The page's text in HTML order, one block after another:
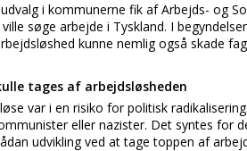
i kommunerne fik af Arbejds- og
søge arbejde i Tyskland. I
kunne nemlig også skade
tages af arbejdsløsheden
var i en risiko for politisk
eller nazister. Det syntes for
udvikling ved at tage toppen af